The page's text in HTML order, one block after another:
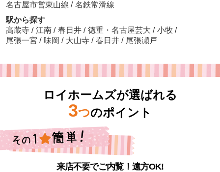
名古屋市営東山線 / 名鉄常滑線
駅から探す
高蔵寺 / 江南 / 春日井 / 徳重・名古屋芸大 / 小牧 /
尾張一宮 / 味岡 / 大山寺 / 春日井 / 尾張瀬戸
ロイホームズが選ばれる
3つのポイント
来店不要でご内覧！遠方OK!